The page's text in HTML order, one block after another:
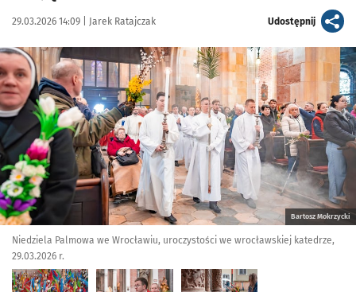
Data publikacji:
29.03.2026 14:09 | Autor:
Jarek Ratajczak Udostępnijartykuł
Kliknij, aby zobaczyć galerię
Bartosz Mokrzycki
Niedziela Palmowa we Wrocławiu, uroczystości we wrocławskiej katedrze,
29.03.2026 r.